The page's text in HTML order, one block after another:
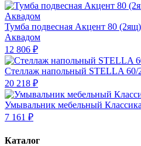
Тумба подвесная Акцент 80
Аквадом
12 806 ₽
Стеллаж напольный STELLA
20 218 ₽
Умывальник мебельный
7 161 ₽
Каталог